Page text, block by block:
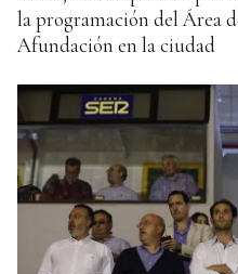
la programación del Área
Afundación en la ciudad